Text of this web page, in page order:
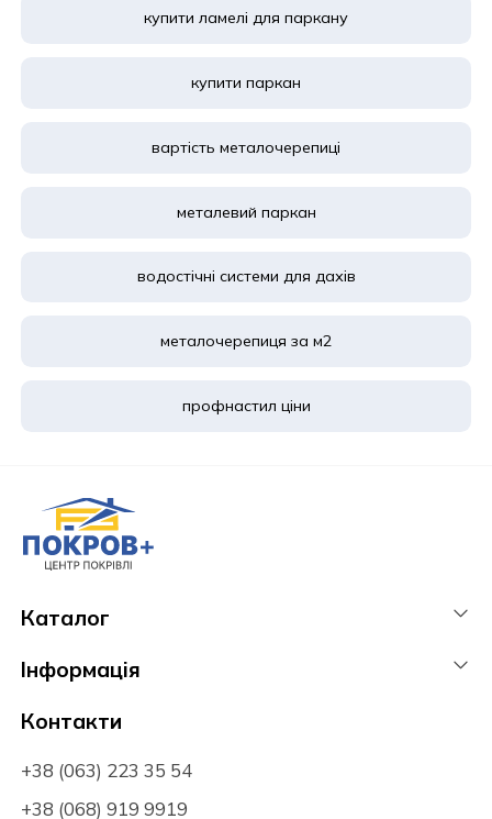
купити ламелі для паркану
купити паркан
вартість металочерепиці
металевий паркан
водостічні системи для дахів
металочерепиця за м2
профнастил ціни
Каталог
Інформація
Контакти
+38 (063) 223 35 54
+38 (068) 919 9919